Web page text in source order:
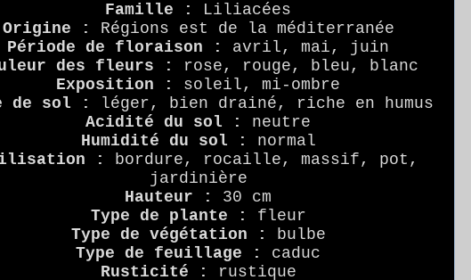
Famille : Liliacées
Origine : Régions est de la méditerranée
Période de floraison : avril, mai, juin
des fleurs : rose, rouge, bleu, blanc
Exposition : soleil, mi-ombre
de sol :
léger, bien drainé, riche en humus
Acidité du sol : neutre
Humidité du sol : normal
: bordure, rocaille, massif, pot,
jardinière
Hauteur : 30 cm
Type de plante : fleur
Type de végétation : bulbe
Type de feuillage : caduc
Rusticité :
rustique